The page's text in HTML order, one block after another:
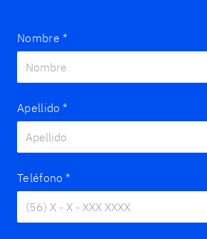
Nombre *
Apellido *
Teléfono *